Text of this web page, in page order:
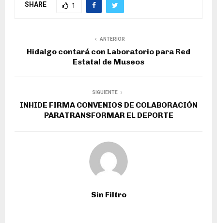
SHARE 1
ANTERIOR
Hidalgo contará con Laboratorio para Red
Estatal de Museos
SIGUIENTE
INHIDE FIRMA CONVENIOS DE COLABORACIÓN
PARATRANSFORMAR EL DEPORTE
Sin Filtro